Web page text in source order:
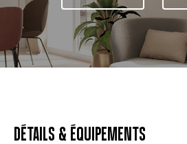
DÉTAILS & ÉQUIPEMENTS